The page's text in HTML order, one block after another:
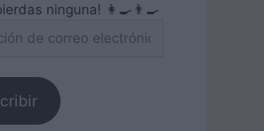
ninguna! 👩‍🍳👨‍🍳